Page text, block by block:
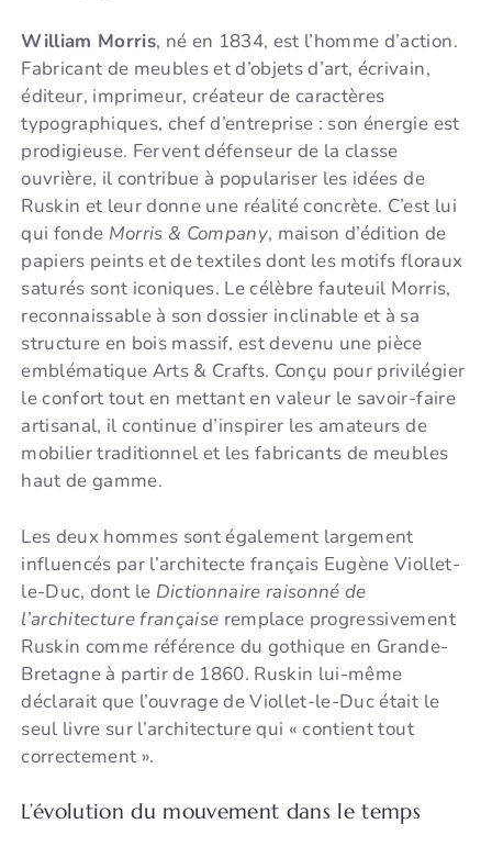
William Morris, né en 1834, est l’homme d’action.
Fabricant de meubles et d’objets d’art, écrivain,
éditeur, imprimeur, créateur de caractères
typographiques, chef d’entreprise : son énergie est
prodigieuse. Fervent défenseur de la classe
ouvrière, il contribue à populariser les idées de
Ruskin et leur donne une réalité concrète. C’est lui
qui fonde Morris & Company, maison d’édition de
papiers peints et de textiles dont les motifs floraux
saturés sont iconiques. Le célèbre fauteuil Morris,
reconnaissable à son dossier inclinable et à sa
structure en bois massif, est devenu une pièce
emblématique Arts & Crafts. Conçu pour privilégier
le confort tout en mettant en valeur le savoir-faire
artisanal, il continue d’inspirer les amateurs de
mobilier traditionnel et les fabricants de meubles
haut de gamme.
Les deux hommes sont également largement
influencés par l’architecte français Eugène Viollet-
le-Duc, dont le Dictionnaire raisonné de
l’architecture française remplace progressivement
Ruskin comme référence du gothique en Grande-
Bretagne à partir de 1860. Ruskin lui-même
déclarait que l’ouvrage de Viollet-le-Duc était le
seul livre sur l’architecture qui « contient tout
correctement ».
L’évolution du mouvement dans le temps